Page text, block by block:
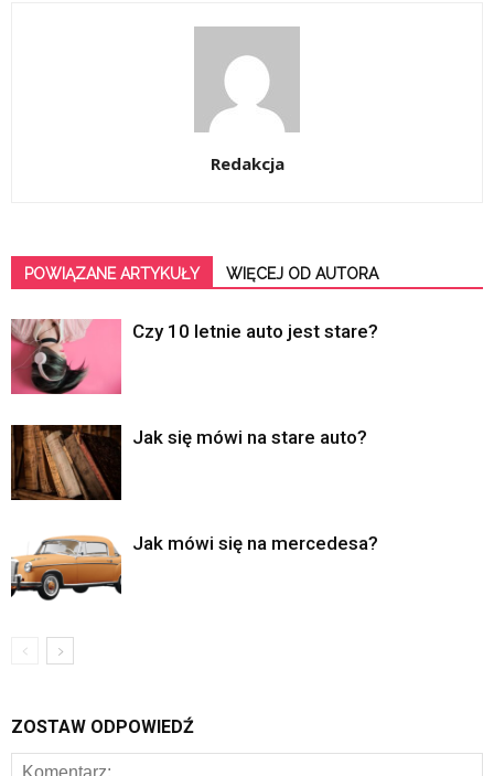
Redakcja
POWIĄZANE ARTYKUŁY WIĘCEJ OD AUTORA
Czy 10 letnie auto jest stare?
Jak się mówi na stare auto?
Jak mówi się na mercedesa?
ZOSTAW ODPOWIEDŹ